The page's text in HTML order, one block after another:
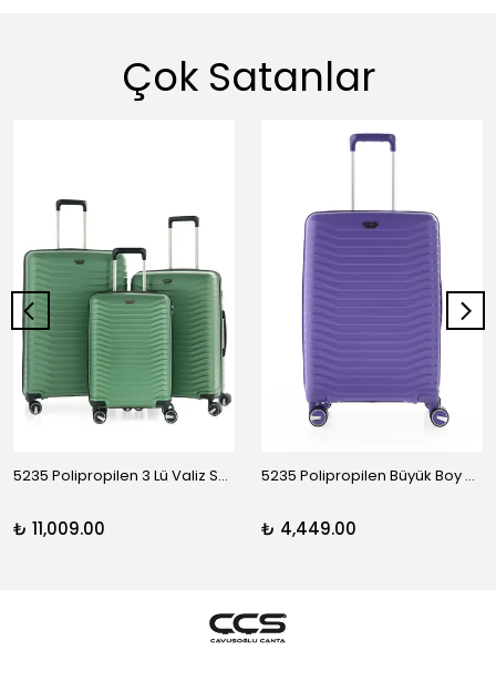
Çok Satanlar
5235 Polipropilen 3 Lü Valiz Seti
₺ 11,009.00
5235 Polipropilen Büyük Boy Valiz
₺ 4,449.00